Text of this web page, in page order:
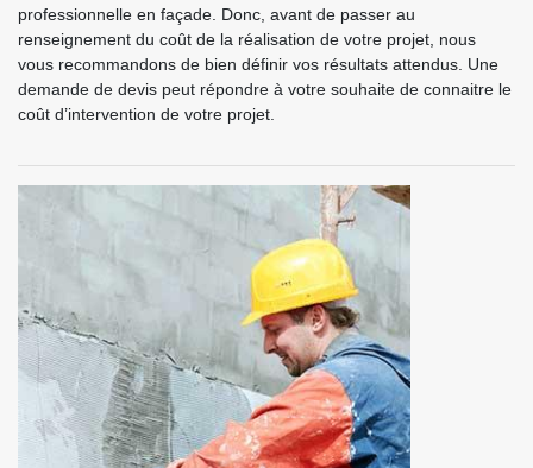
professionnelle en façade. Donc, avant de passer au
renseignement du coût de la réalisation de votre projet, nous
vous recommandons de bien définir vos résultats attendus. Une
demande de devis peut répondre à votre souhaite de connaitre le
coût d’intervention de votre projet.